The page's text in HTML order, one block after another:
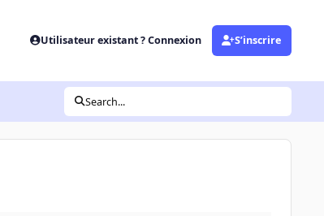
Utilisateur existant ? Connexion S’inscrire
Search...